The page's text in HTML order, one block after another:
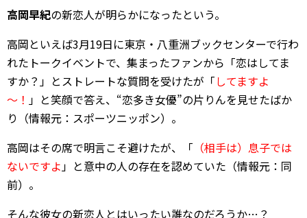
高岡早紀の新恋人が明らかになったという。
高岡といえば3月19日に東京・八重洲ブックセンターで行わ
れたトークイベントで、集まったファンから「恋はしてま
すか？」とストレートな質問を受けたが「してますよ
～！ 」と笑顔で答え、“恋多き女優”の片りんを見せたばか
り（情報元：スポーツニッポン）。
高岡はその席で明言こそ避けたが、「 （相手は）息子では
ないですよ」と意中の人の存在を認めていた（情報元：同
前）。
そんな彼女の新恋人とはいったい誰なのだろうか…？